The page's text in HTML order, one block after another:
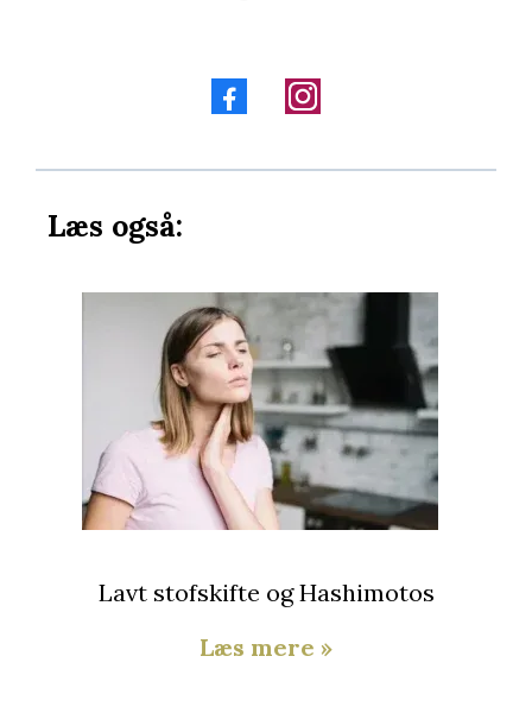
Læs også:
Lavt stofskifte og Hashimotos
Læs mere »